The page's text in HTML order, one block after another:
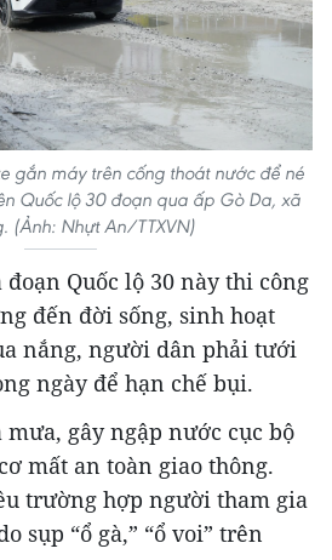
gắn máy trên cống thoát nước để né
Quốc lộ 30 đoạn qua ấp Gò Da, xã
(Ảnh: Nhựt An/TTXVN)
Quốc lộ 30 này thi công
đến đời sống, sinh hoạt
nắng, người dân phải tưới
ngày để hạn chế bụi.
gây ngập nước cục bộ
mất an toàn giao thông.
trường hợp người tham gia
sụp “ổ gà,” “ổ voi” trên